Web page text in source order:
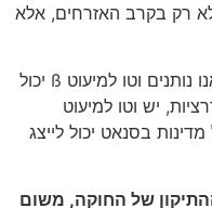
רק בקרב האזרחים, אלא
שוב, כאשר מתייחסים לרוב מיוחד, אנו נותנים וטו למיעוט ß יכול
יש וטו למיעוט
בסנאט יכול לייצג
של החוקה, משום